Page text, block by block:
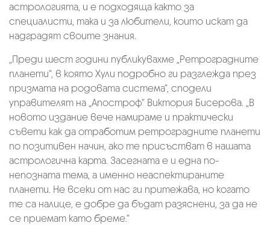
астрологията, и е подходяща както за
специалисти, така и за любители, които искат да
надградят своите знания.
„Преди шест години публикувахме „Ретроградните
планети“, в която Хули подробно ги разглежда през
призмата на родовата система“, сподели
управителят на „Апостроф“ Виктория Бисерова. „В
новото издание вече намираме и практически
съвети как да отработим ретроградните планети
по позитивен начин, ако те присъстват в нашата
астрологична карта. Засегната е и една по-
непозната тема, а именно неаспектираните
планети. Не всеки от нас ги притежава, но когато
те са налице, е добре да бъдат разяснени, за да не
се приемат като бреме.“